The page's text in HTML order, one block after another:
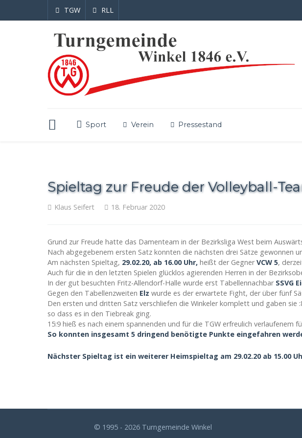
TGW RLL
Sport Verein Pressestand
Spieltag zur Freude der Volleyball-
Klaus Seifert 18. Februar 2020
Grund zur Freude hatte das Damenteam in der Bezirksliga West beim
Nach abgegebenem ersten Satz konnten die nächsten drei Sätze gewonnen
Am nächsten Spieltag, 29.02.20, ab 16.00 Uhr, heißt der GegnerVCW 5,
Auch für die in den letzten Spielen glücklos agierenden Herren in der
In der gut besuchten Fritz-Allendorf-Halle wurde erst Tabellennachbar SSVG
Gegen den Tabellenzweiten Elz wurde es der erwartete Fight, der über fünf
Den ersten und dritten Satz verschliefen die Winkeler komplett und gaben
so dass es in den Tiebreak ging.
15:9 hieß es nach einem spannenden und für die TGW erfreulich verlaufenem
So konnten insgesamt 5 dringend benötigte Punkte eingefahren
Nächster Spieltag ist ein weiterer Heimspieltag am 29.02.20 ab 15.00
© 1995 - 2026 Turngemeinde Winkel